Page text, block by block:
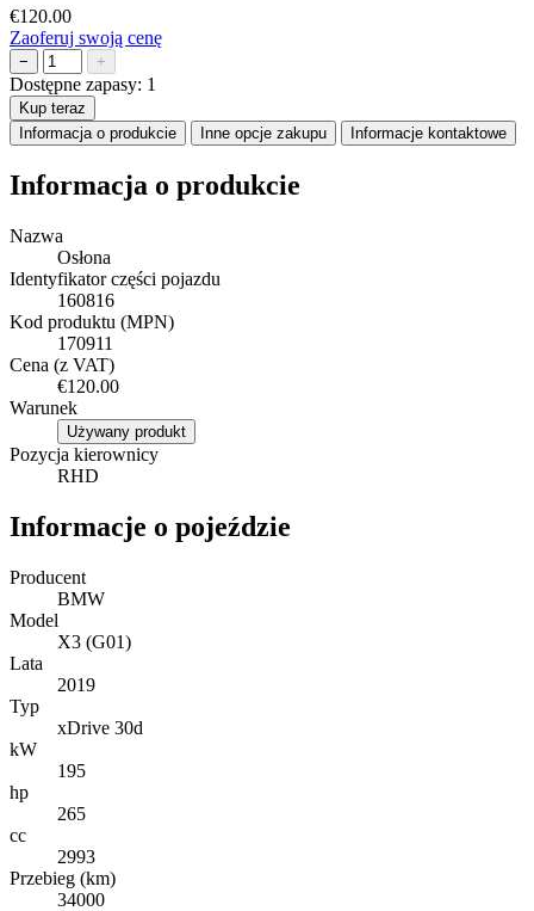
€120.00
Zaoferuj swoją cenę
− +
Dostępne zapasy: 1
Kup teraz
Informacja o produkcie
Inne opcje zakupu Informacje kontaktowe
Informacja o produkcie
Nazwa
Osłona
Identyfikator części pojazdu
160816
Kod produktu (MPN)
170911
Cena (z VAT)
€120.00
Warunek
Używany produkt
Pozycja kierownicy
RHD
Informacje o pojeździe
Producent
BMW
Model
X3 (G01)
Lata
2019
Typ
xDrive 30d
kW
195
hp
265
cc
2993
Przebieg (km)
34000